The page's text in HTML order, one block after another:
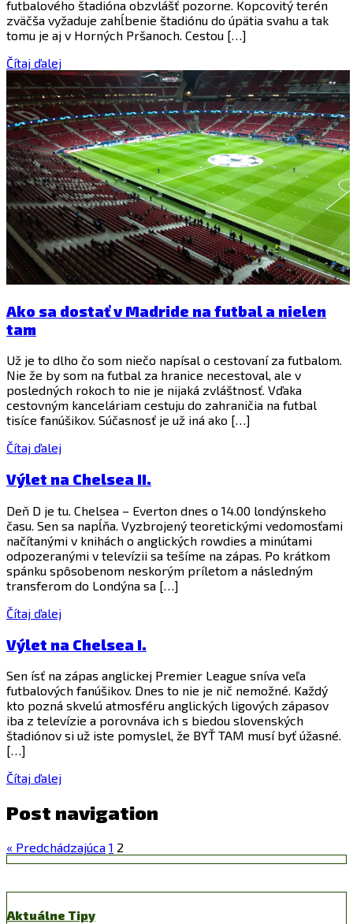
futbalového štadióna obzvlášť pozorne. Kopcovitý terén
zväčša vyžaduje zahĺbenie štadiónu do úpätia svahu a tak
tomu je aj v Horných Pršanoch. Cestou […]
Čítaj ďalej
Ako sa dostať v Madride na futbal a nielen
tam
Už je to dlho čo som niečo napísal o cestovaní za futbalom.
Nie že by som na futbal za hranice necestoval, ale v
posledných rokoch to nie je nijaká zvláštnosť. Vďaka
cestovným kanceláriam cestuju do zahraničia na futbal
tisíce fanúšikov. Súčasnosť je už iná ako […]
Čítaj ďalej
Výlet na Chelsea II.
Deň D je tu. Chelsea – Everton dnes o 14.00 londýnskeho
času. Sen sa napĺňa. Vyzbrojený teoretickými vedomosťami
načítanými v knihách o anglických rowdies a minútami
odpozeranými v televízii sa tešíme na zápas. Po krátkom
spánku spôsobenom neskorým príletom a následným
transferom do Londýna sa […]
Čítaj ďalej
Výlet na Chelsea I.
Sen ísť na zápas anglickej Premier League sníva veľa
futbalových fanúšikov. Dnes to nie je nič nemožné. Každý
kto pozná skvelú atmosféru anglických ligových zápasov
iba z televízie a porovnáva ich s biedou slovenských
štadiónov si už iste pomyslel, že BYŤ TAM musí byť úžasné.
[…]
Čítaj ďalej
Post navigation
« Predchádzajúca 1 2
Aktuálne Tipy